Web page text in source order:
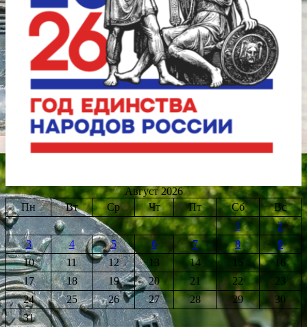
Август 2026
Пн
Вт Ср Чт Пт Сб
Вс
1
2
3
4 5 6 7 8
9
10
11 12 13 14 15
16
17
18 19 20 21 22
23
24
25 26 27 28 29
30
31